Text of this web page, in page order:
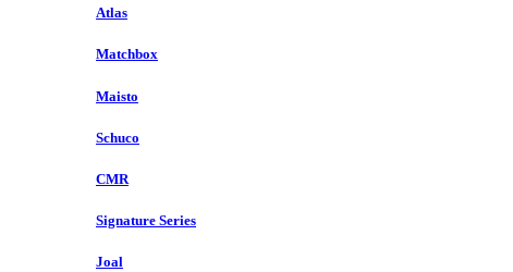
Atlas
Matchbox
Maisto
Schuco
CMR
Signature Series
Joal